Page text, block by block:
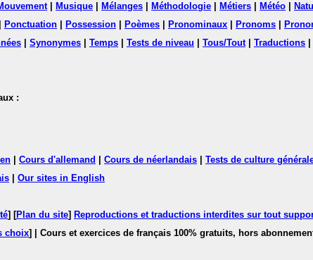
| Musique Mélanges Méthodologie Métiers Météo
Ponctuation Possession Poèmes Pronominaux Pronoms
Synonymes Temps Tests de niveau Tous/Tout| Traductions
:
Cours d'allemand Cours de néerlandais Tests de culture
Our sites in English
] [Plan du site] Reproductions et traductions interdites sur tout
choix]
| Cours et exercices de français 100% gratuits, hors